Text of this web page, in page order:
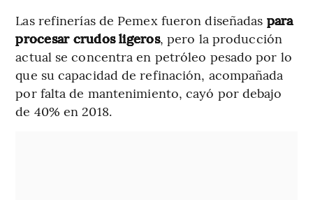
Las refinerías de Pemex fueron diseñadas para
procesar crudos ligeros, pero la producción
actual se concentra en petróleo pesado por lo
que su capacidad de refinación, acompañada
por falta de mantenimiento, cayó por debajo
de 40% en 2018.